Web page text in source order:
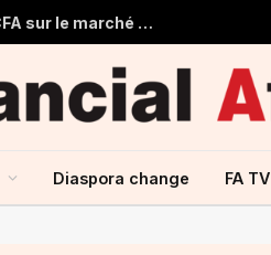
Togo : Le Trésor Public obtient 22 milliards de FCFA sur le marché financier de l’UMOA
Diaspora change FA TV